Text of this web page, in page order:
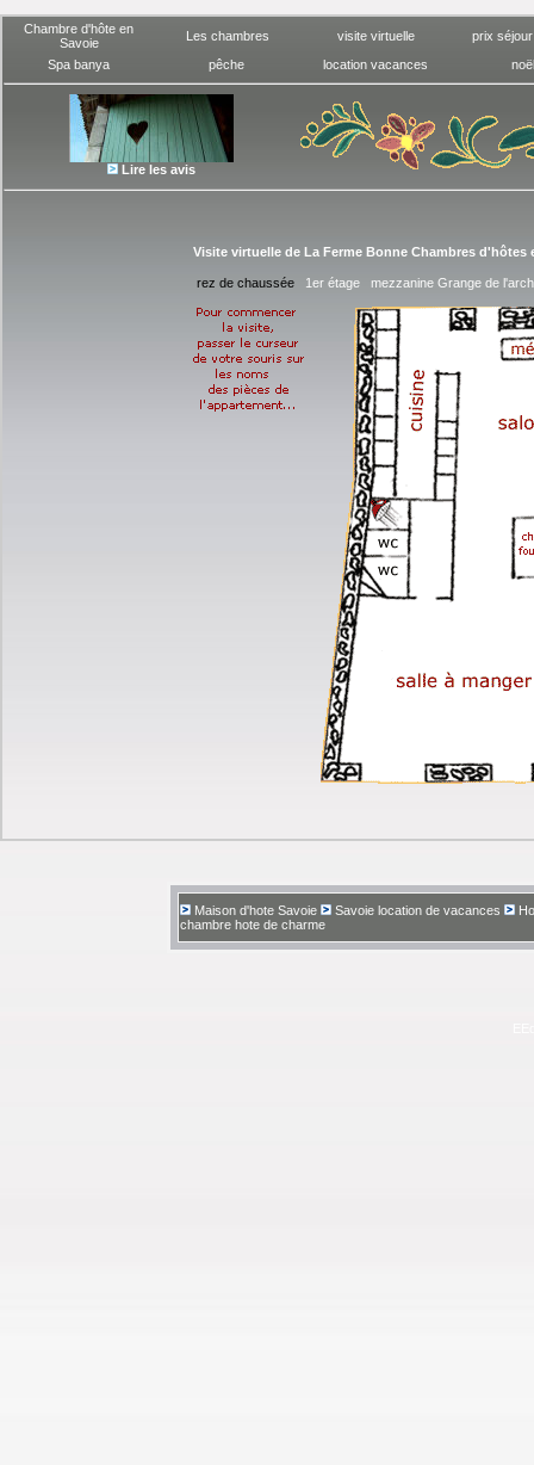
Chambre d'hôte en
Savoie
Les chambres visite virtuelle
prix
Spa banya
pêche location vacances noël
Lire les avis
Visite virtuelle de La Ferme Bonne Chambres d'hôtes
rez de chaussée 1er étage mezzanine Grange de
Maison d'hote Savoie Savoie location de vacances
chambre hote de charme